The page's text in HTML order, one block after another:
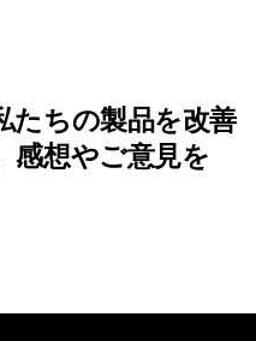
たちの製品を改善
感想やご意見を